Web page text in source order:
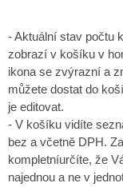
- Aktuální stav počtu
zobrazí v košíku v
ikona se zvýrazní a
můžete dostat do
je editovat.
- V košíku vidíte
bez a včetně DPH.
kompletníurčíte, že
najednou a ne v